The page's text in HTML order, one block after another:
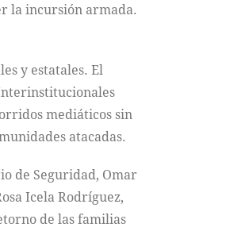
la incursión armada.
y estatales. El
mediáticos sin
atacadas.
de Seguridad, Omar
Icela Rodríguez,
de las familias